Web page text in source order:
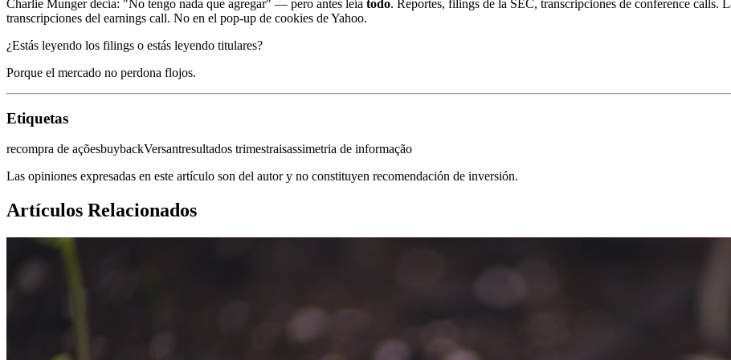
Charlie Munger decía: "No tengo nada que agregar" — pero antes leía todo. Reportes, filings de la SEC, transcripciones de conference calls.
transcripciones del earnings call. No en el pop-up de cookies de Yahoo.
¿Estás leyendo los filings o estás leyendo titulares?
Porque el mercado no perdona flojos.
Etiquetas
recompra de açõesbuybackVersantresultados trimestraisassimetria de informação
Las opiniones expresadas en este artículo son del autor y no constituyen recomendación de inversión.
Artículos Relacionados